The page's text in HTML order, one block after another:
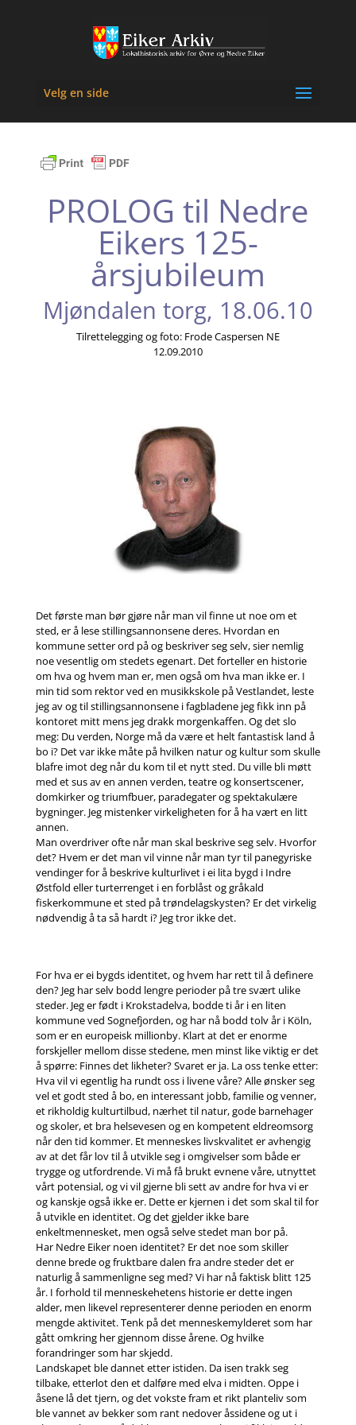
Velg en side
PROLOG til Nedre
Eikers 125-
årsjubileum
Mjøndalen torg, 18.06.10
Tilrettelegging og foto: Frode Caspersen NE
12.09.2010
Det første man bør gjøre når man vil finne ut noe om et
sted, er å lese stillingsannonsene deres. Hvordan en
kommune setter ord på og beskriver seg selv, sier nemlig
noe vesentlig om stedets egenart. Det forteller en historie
om hva og hvem man er, men også om hva man ikke er. I
min tid som rektor ved en musikkskole på Vestlandet, leste
jeg av og til stillingsannonsene i fagbladene jeg fikk inn på
kontoret mitt mens jeg drakk morgenkaffen. Og det slo
meg: Du verden, Norge må da være et helt fantastisk land å
bo i? Det var ikke måte på hvilken natur og kultur som skulle
blafre imot deg når du kom til et nytt sted. Du ville bli møtt
med et sus av en annen verden, teatre og konsertscener,
domkirker og triumfbuer, paradegater og spektakulære
bygninger. Jeg mistenker virkeligheten for å ha vært en litt
annen.
Man overdriver ofte når man skal beskrive seg selv. Hvorfor
det? Hvem er det man vil vinne når man tyr til panegyriske
vendinger for å beskrive kulturlivet i ei lita bygd i Indre
Østfold eller turterrenget i en forblåst og gråkald
fiskerkommune et sted på trøndelagskysten? Er det virkelig
nødvendig å ta så hardt i? Jeg tror ikke det.
For hva er ei bygds identitet, og hvem har rett til å definere
den? Jeg har selv bodd lengre perioder på tre svært ulike
steder. Jeg er født i Krokstadelva, bodde ti år i en liten
kommune ved Sognefjorden, og har nå bodd tolv år i Köln,
som er en europeisk millionby. Klart at det er enorme
forskjeller mellom disse stedene, men minst like viktig er det
å spørre: Finnes det likheter? Svaret er ja. La oss tenke etter:
Hva vil vi egentlig ha rundt oss i livene våre? Alle ønsker seg
vel et godt sted å bo, en interessant jobb, familie og venner,
et rikholdig kulturtilbud, nærhet til natur, gode barnehager
og skoler, et bra helsevesen og en kompetent eldreomsorg
når den tid kommer. Et menneskes livskvalitet er avhengig
av at det får lov til å utvikle seg i omgivelser som både er
trygge og utfordrende. Vi må få brukt evnene våre, utnyttet
vårt potensial, og vi vil gjerne bli sett av andre for hva vi er
og kanskje også ikke er. Dette er kjernen i det som skal til for
å utvikle en identitet. Og det gjelder ikke bare
enkeltmennesket, men også selve stedet man bor på.
Har Nedre Eiker noen identitet? Er det noe som skiller
denne brede og fruktbare dalen fra andre steder det er
naturlig å sammenligne seg med? Vi har nå faktisk blitt 125
år. I forhold til menneskehetens historie er dette ingen
alder, men likevel representerer denne perioden en enorm
mengde aktivitet. Tenk på det menneskemylderet som har
gått omkring her gjennom disse årene. Og hvilke
forandringer som har skjedd.
Landskapet ble dannet etter istiden. Da isen trakk seg
tilbake, etterlot den et dalføre med elva i midten. Oppe i
åsene lå det tjern, og det vokste fram et rikt planteliv som
ble vannet av bekker som rant nedover åssidene og ut i